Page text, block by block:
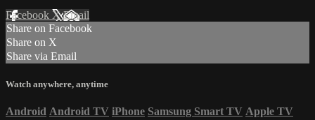
Facebook XEmail
Share on Facebook
Share on X
Share via Email
Watch anywhere, anytime
Android Android TV iPhone Samsung Smart TV Apple TV